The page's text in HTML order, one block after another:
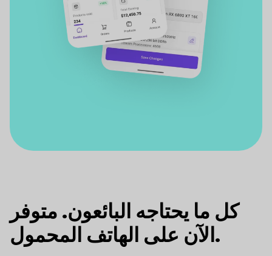
كل ما يحتاجه البائعون.متوفر
الآن على الهاتف المحمول.